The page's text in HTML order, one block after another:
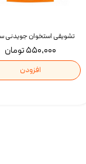
۵۵۰,۰۰۰ تومان
افزودن